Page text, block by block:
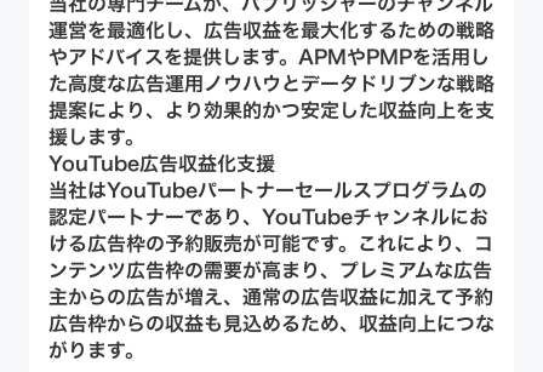
運営を最適化し、広告収益を最大化するための戦略
やアドバイスを提供します。APMやPMPを活用し
た高度な広告運用ノウハウとデータドリブンな戦略
提案により、より効果的かつ安定した収益向上を支
援します。
YouTube広告収益化支援
当社はYouTubeパートナーセールスプログラムの
認定パートナーであり、YouTubeチャンネルにお
ける広告枠の予約販売が可能です。これにより、コ
ンテンツ広告枠の需要が高まり、プレミアムな広告
主からの広告が増え、通常の広告収益に加えて予約
広告枠からの収益も見込めるため、収益向上につな
がります。